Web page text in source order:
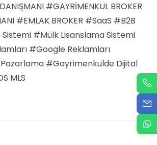
#GAYRİMENKUL BROKER
#EMLAK BROKER #SaaS #B2B
#Mülk Lisanslama Sistemi
#Google Reklamları
#Gayrimenkulde Dijital
MLS